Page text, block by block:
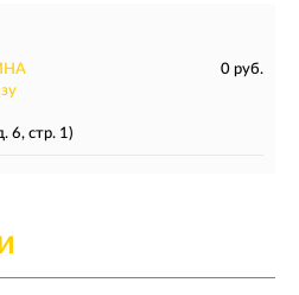
0 руб.
6, стр. 1)